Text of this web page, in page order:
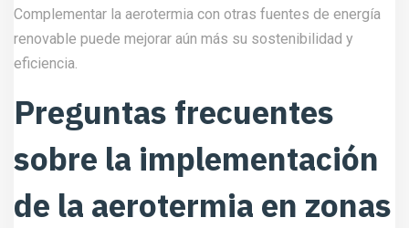
Complementar la aerotermia con otras fuentes de energía
renovable puede mejorar aún más su sostenibilidad y
eficiencia.
Preguntas frecuentes
sobre la implementación
de la aerotermia en zonas